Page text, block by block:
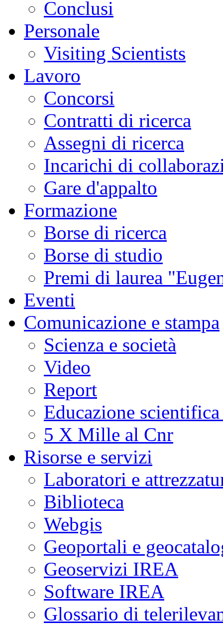
Conclusi
Personale
Visiting Scientists
Lavoro
Concorsi
Contratti di ricerca
Assegni di ricerca
Incarichi di
Gare d'appalto
Formazione
Borse di ricerca
Borse di studio
Premi di laurea
Eventi
Comunicazione e stampa
Scienza e società
Video
Report
Educazione
5 X Mille al Cnr
Risorse e servizi
Laboratori e
Biblioteca
Webgis
Geoportali e
Geoservizi IREA
Software IREA
Glossario di